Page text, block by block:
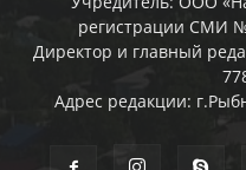
регистрации СМИ
Директор и главный
Адрес редакции: